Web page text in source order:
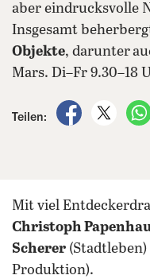
aber eindrucksvolle
Insgesamt
Objekte, darunter
Mars. Di–Fr 9.30–18
Teilen:
auf auf
Mit viel
Christoph
Scherer
Produktion).